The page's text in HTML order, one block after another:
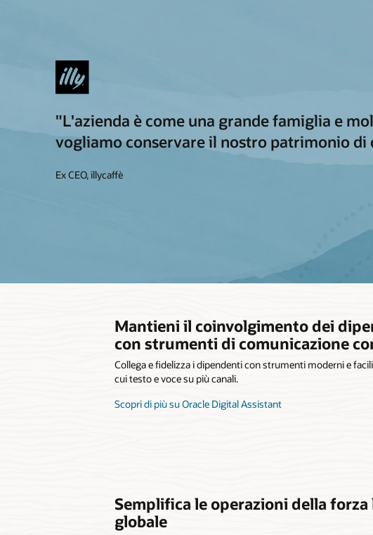
"L'azienda è come una grande famiglia e
vogliamo conservare il nostro patrimonio di
Ex CEO, illycaffè
Mantieni il coinvolgimento dei
con strumenti di comunicazione
Collega e fidelizza i dipendenti con strumenti moderni e
cui testo e voce su più canali.
Scopri di più su Oracle Digital Assistant
Semplifica le operazioni della forza
globale